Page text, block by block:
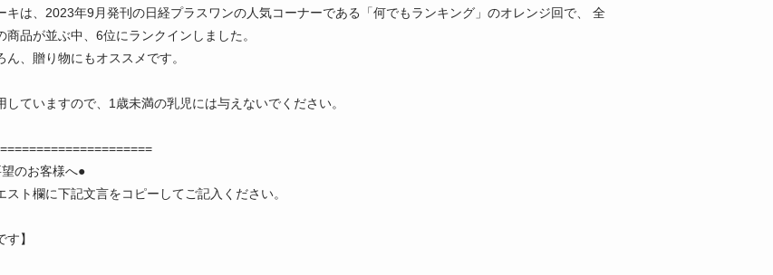
キは、2023年9月発刊の日経プラスワンの人気コーナーである「何でもランキング」のオレンジ回で、 全
商品が並ぶ中、6位にランクインしました。
ん、贈り物にもオススメです。
ていますので、1歳未満の乳児には与えないでください。
のお客様へ●
スト欄に下記文言をコピーしてご記入ください。
す】